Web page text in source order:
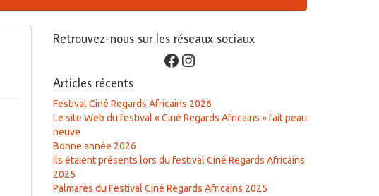
Retrouvez-nous sur les réseaux sociaux
Facebook
Instagram
Articles récents
Festival Ciné Regards Africains 2026
Le site Web du festival « Ciné Regards Africains » fait peau
neuve
Bonne année 2026
Ils étaient présents lors du festival Ciné Regards Africains
2025
Palmarès du Festival Ciné Regards Africains 2025